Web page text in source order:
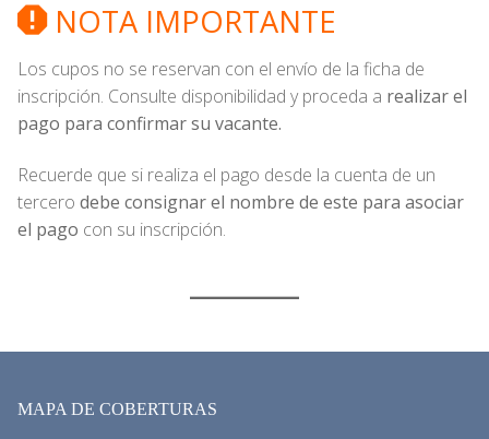
NOTA IMPORTANTE
Los cupos no se reservan con el envío de la ficha de
inscripción. Consulte disponibilidad y proceda a realizar el
pago para confirmar su vacante.
Recuerde que si realiza el pago desde la cuenta de un
tercero debe consignar el nombre de este para asociar
el pago con su inscripción.
MAPA DE COBERTURAS